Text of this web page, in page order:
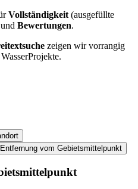
Vollständigkeit (ausgefüllte
Bewertungen.
zeigen wir vorrangig
Entfernung vom Gebietsmittelpunkt